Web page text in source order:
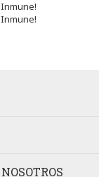
Inmune!
Inmune!